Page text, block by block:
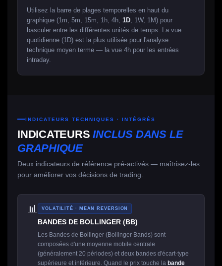
Utilisez la barre de plages temporelles en haut du
graphique (1m, 5m, 15m, 1h, 4h, 1D , 1W, 1M) pour
basculer entre les différentes unités de temps. La vue
quotidienne (1D) est la plus utilisée pour l'analyse
technique moyen terme — la vue 4h pour les entrées
intraday.
INDICATEURS TECHNIQUES · INTÉGRÉS
INDICATEURSINCLUS DANS LE
GRAPHIQUE
Deux indicateurs de référence pré-activés — maîtrisez-les
pour améliorer vos décisions de trading.
📊 VOLATILITÉ · MEAN REVERSION
BANDES DE BOLLINGER (BB)
Les Bandes de Bollinger (Bollinger Bands) sont
composées d'une moyenne mobile centrale
(généralement 20 périodes) et deux bandes d'écart-type
supérieure et inférieure. Quand le prix touche la bande